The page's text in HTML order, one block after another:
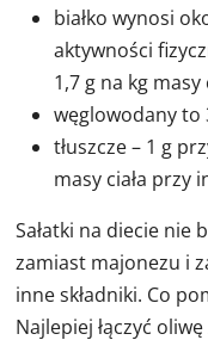
białko wynosi
aktywności
1,7 g na kg masy
węglowodany to
tłuszcze – 1 g
masy ciała przy
Sałatki na diecie nie
zamiast majonezu i
inne składniki. Co
Najlepiej łączyć